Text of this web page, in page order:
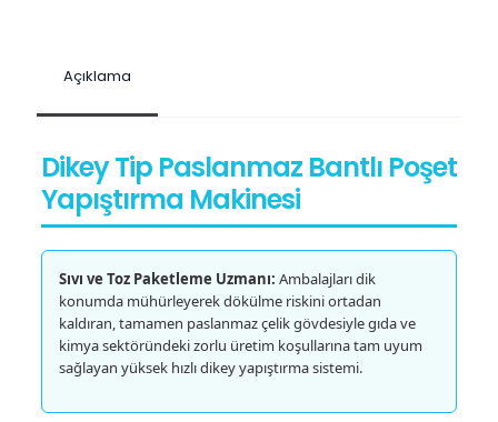
Açıklama
Dikey Tip Paslanmaz Bantlı Poşet
Yapıştırma Makinesi
Sıvı ve Toz Paketleme Uzmanı: Ambalajları dik
konumda mühürleyerek dökülme riskini ortadan
kaldıran, tamamen paslanmaz çelik gövdesiyle gıda ve
kimya sektöründeki zorlu üretim koşullarına tam uyum
sağlayan yüksek hızlı dikey yapıştırma sistemi.